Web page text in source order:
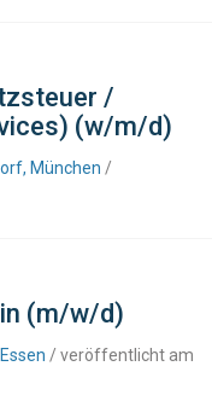
/
(w/m/d)
München /
(m/w/d)
/ veröffentlicht am